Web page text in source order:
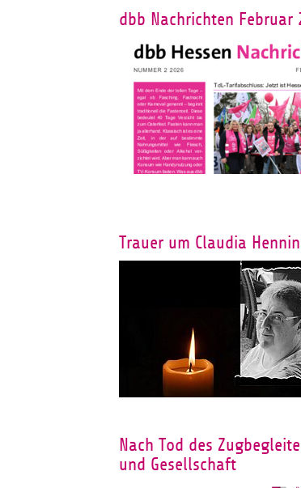
dbb Nachrichten Februar
Trauer um Claudia
Nach Tod des
und Gesellschaft